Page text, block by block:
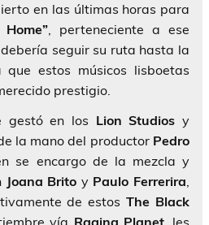
en las últimas horas para
, perteneciente a ese
seguir su ruta hasta la
estos músicos lisboetas
prestigio.
gestó en los Lion Studios y
la mano del productor Pedro
se encargo de la mezcla y
Joana Brito y Paulo Ferrerira,
de estosThe Black